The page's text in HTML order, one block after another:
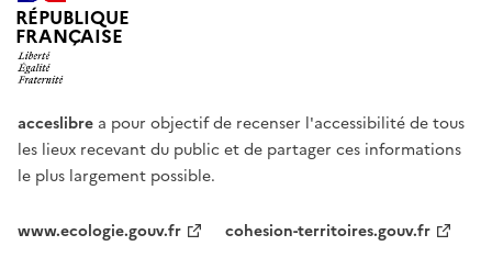
RÉPUBLIQUE
FRANÇAISE
acceslibre a pour objectif de recenser l'accessibilité de tous
les lieux recevant du public et de partager ces informations
le plus largement possible.
www.ecologie.gouv.fr
cohesion-territoires.gouv.fr